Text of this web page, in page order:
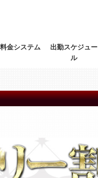
料金システム
出勤スケジュー
ル